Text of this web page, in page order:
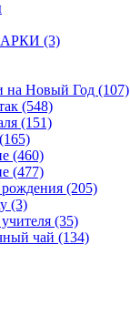
(3)
на Новый Год (107)
(548)
(151)
(165)
(460)
(477)
(205)
(3)
(35)
чай (134)